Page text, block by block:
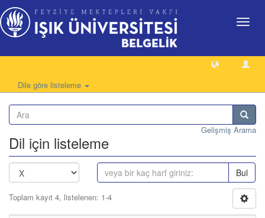
Geçiş
Dile göre listeleme
Gelişmiş Arama
Dil için listeleme
Bul
Toplam kayıt 4, listelenen: 1-4